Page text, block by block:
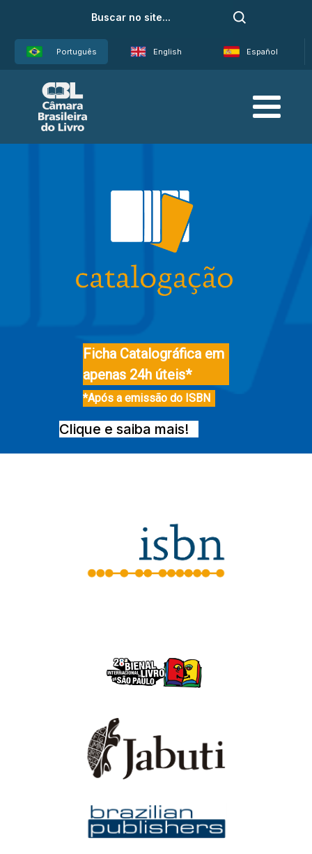
Português English Español
*Após a emissão do ISBN
Clique e saiba mais!
Ficha Catalográfica em
apenas 24h úteis*